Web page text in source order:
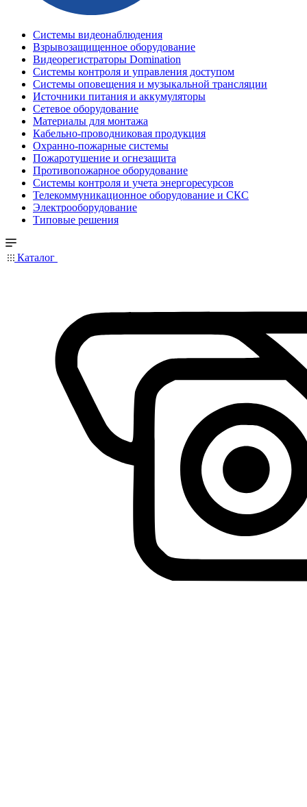
Системы видеонаблюдения
Взрывозащищенное оборудование
Видеорегистраторы Domination
Системы контроля и управления доступом
Системы оповещения и музыкальной трансляции
Источники питания и аккумуляторы
Сетевое оборудование
Материалы для монтажа
Кабельно-проводниковая продукция
Охранно-пожарные системы
Пожаротушение и огнезащита
Противопожарное оборудование
Системы контроля и учета энергоресурсов
Телекоммуникационное оборудование и СКС
Электрооборудование
Типовые решения
Каталог